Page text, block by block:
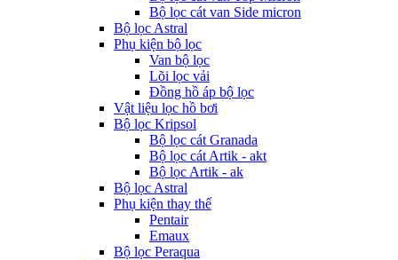
Bộ lọc cát van Side micron
Bộ lọc Astral
Phụ kiện bộ lọc
Van bộ lọc
Lõi lọc vải
Đồng hồ áp bộ lọc
Vật liệu lọc hồ bơi
Bộ lọc Kripsol
Bộ lọc cát Granada
Bộ lọc cát Artik - akt
Bộ lọc Artik - ak
Bộ lọc Astral
Phụ kiện thay thế
Pentair
Emaux
Bộ lọc Peraqua